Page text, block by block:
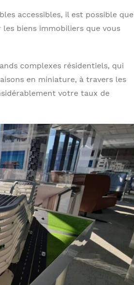
accessibles, il est possible que
biens immobiliers que vous
complexes résidentiels, qui
en miniature, à travers les
votre taux de